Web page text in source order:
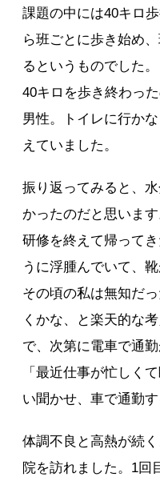
課題の中には40キロ
ら班ごとに歩き始め
るというものでした。
40キロを歩き終わっ
男性。トイレに行か
えていました。
振り返ってみると、
かったのだと思います
研修を終えて帰って
うに浮腫んでいて、
その頃の私は無知だ
くかな、と楽天的な
で、次第に電車で通
「最近仕事が忙しく
い聞かせ、車で通勤
体調不良と高熱が続
院を訪れました。1回